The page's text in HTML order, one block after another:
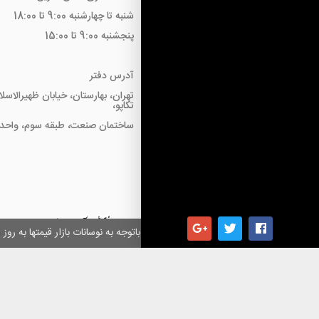
همکاران گرامی باتوجه به نوسانات بازار قیمتها
شنبه تا چهارشنبه 9:00 تا 18:00
پنجشنبه 9:00 تا 15:00
آدرس دفتر
تهران، بهارستان، خیابان
تکاپو،
ساختمان صنعت، طبقه سوم، واحد18